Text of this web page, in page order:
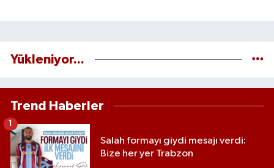
Yükleniyor...
Trend Haberler
Salah formayı giydi mesajı verdi:
Bize her yer Trabzon